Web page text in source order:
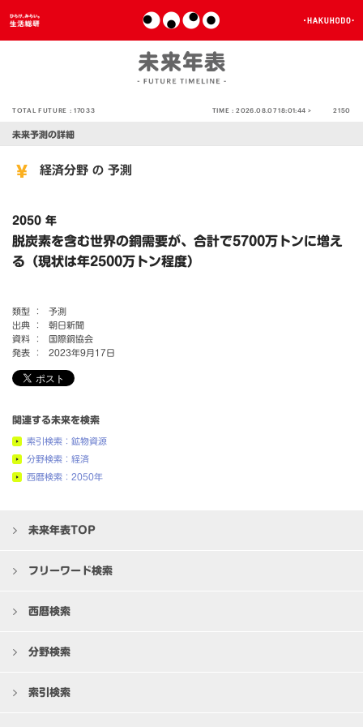
TOTAL FUTURE :17033 TIME :2026.08.07 18:01:44 > 2150
未来予測の詳細
経済分野 の 予測
2050 年
脱炭素を含む世界の銅需要が、合計で5700万トンに増え
る（現状は年2500万トン程度）
類型 ：
予測
出典 ：
朝日新聞
資料 ：
国際銅協会
発表 ：
2023年9月17日
関連する未来を検索
索引検索：鉱物資源
分野検索：経済
西暦検索：2050年
未来年表TOP
フリーワード検索
西暦検索
分野検索
索引検索